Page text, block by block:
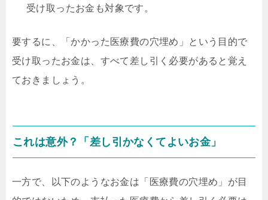
受け取ったお金も対象です。
要するに、「かかった医療費の穴埋め」という目的で
受け取ったお金は、すべて差し引く必要があると覚え
ておきましょう。
これは意外？「差し引かなくてよいお金」
一方で、以下のようなお金は「医療費の穴埋め」が目